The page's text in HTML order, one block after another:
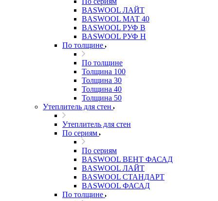
BASWOOL ЛАЙТ
BASWOOL МАТ 40
BASWOOL РУФ В
BASWOOL РУФ Н
По толщине
По толщине
Толщина 100
Толщина 30
Толщина 40
Толщина 50
Утеплитель для стен
Утеплитель для стен
По сериям
По сериям
BASWOOL ВЕНТ ФАСАД
BASWOOL ЛАЙТ
BASWOOL СТАНДАРТ
BASWOOL ФАСАД
По толщине